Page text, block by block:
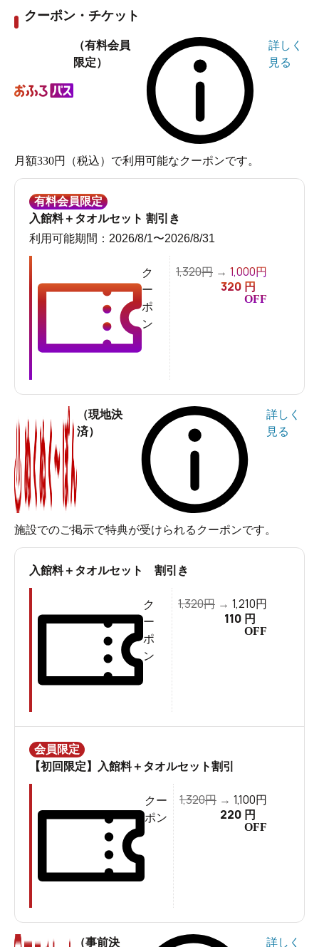
シュ！「竜王ラドン温泉 湯～とぴあ」
さとちん / 2025年11月10日作成数多くの温泉地がある温
泉大国山梨でも、特別な温泉として注目されているのが
「竜王ラドン温泉 湯～とぴあ」です。理由は、その泉質
の稀少性。地下1000メートルから湧き出る天然温泉に人
工ラドンを投入。温泉に浸かりながら日本一ともいえる
高濃度のラドンが吸入できる、ほかに類を見ない温泉な
のです。話題のラドン温泉を実際に体験し、さらにラド
ン温泉誕生のお話をオーナーに直接伺ってきました。
「竜王ラドン温泉 湯～とぴあ」ってどんなところ？
「竜王ラドン温泉 湯～とぴあ」は、温泉ファンの評価が
非常に高いことで知られています。年末に発表されるニ
フティ温泉ランキングでは、特に泉質へのこだわりが評
価され、「お湯がいい」部門で2023年に続き2年連続の第
しています。その他にも、山梨県ユーザー投票
で第1位、山梨県総合で第2位、北陸・甲信越エリア総合
で第3位と、常に上位にランクイン。その実力は折り紙付
国道20号線沿いにある「竜王ラドン温泉 湯～とぴあ」
「竜王ラドン温泉 湯～とぴあ」では
ら湧出する天然温泉を、加温・加水・循環・消毒なしの
100％源泉かけ流しで使用
しています。湧出量は毎分130
リットルというのですから、その湯量の豊富さには驚か
しかし、「竜王ラドン温泉 湯～とぴあ」の魅力はそれだ
クーポン・チケット
（有料会員
限定）
詳しく
見る
月額330円（税込）で利用可能なクーポンです。
有料会員限定
入館料＋タオルセット 割引き
利用可能期間：2026/8/1〜2026/8/31
ク
ー
ポ
ン
1,320円 → 1,000円
320 円
OFF
（現地決
済）
詳しく
見る
施設でのご掲示で特典が受けられるクーポンです。
入館料＋タオルセット 割引き
ク
ー
ポ
ン
1,320円 → 1,210円
110 円
OFF
会員限定
【初回限定】入館料＋タオルセット割引
クー
ポン
1,320円 → 1,100円
220 円
OFF
（事前決 詳しく